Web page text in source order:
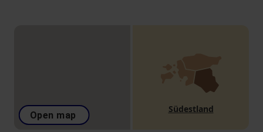
Open map
Südestland